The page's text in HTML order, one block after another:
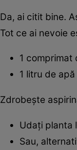
Da, ai citit bine.
Tot ce ai nevoie
1
1 litru de
Zdrobește
Udați planta
Sau,